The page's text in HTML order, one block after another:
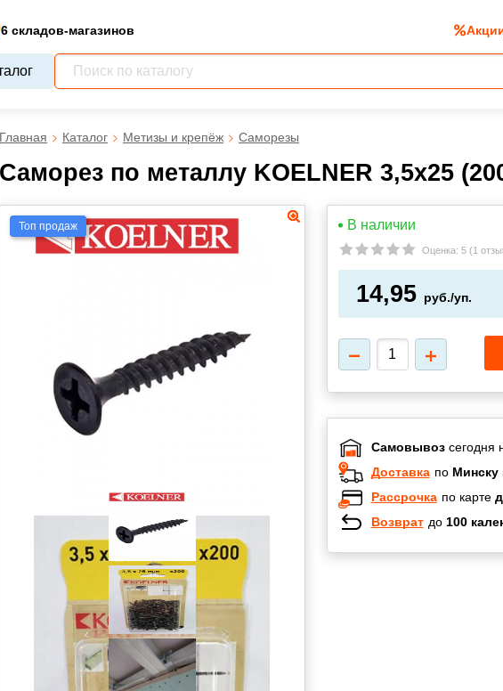
6 складов-магазинов
Главная Каталог Метизы и крепёж Саморезы
Саморез по металлу KOELNER 3,5x25
Топ продаж В наличии
Оценка: 5(1
14,95 руб./уп.
Самовывозсегодня
Доставка по Минску
Рассрочка по карте
Возврат до 100